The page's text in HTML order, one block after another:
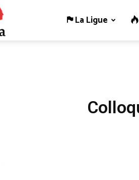
La Ligue